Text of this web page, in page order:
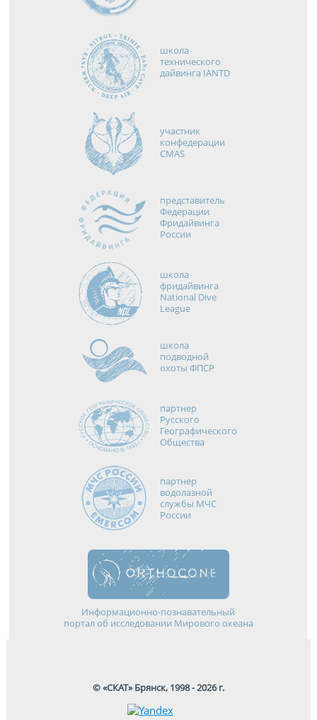
школа
технического
дайвинга IANTD
участник
конфедерации
CMAS
представитель
Федерации
Фридайвинга
России
школа
фридайвинга
National Dive
League
школа
подводной
охоты ФПСР
партнер
Русского
Географического
Общества
партнер
водолазной
службы МЧС
России
Информационно-познавательный
портал об исследовании Мирового океана
© «СКАТ» Брянск, 1998 - 2026 г.